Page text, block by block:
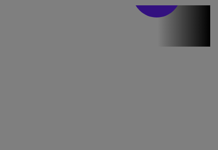
Stirile PRO TV